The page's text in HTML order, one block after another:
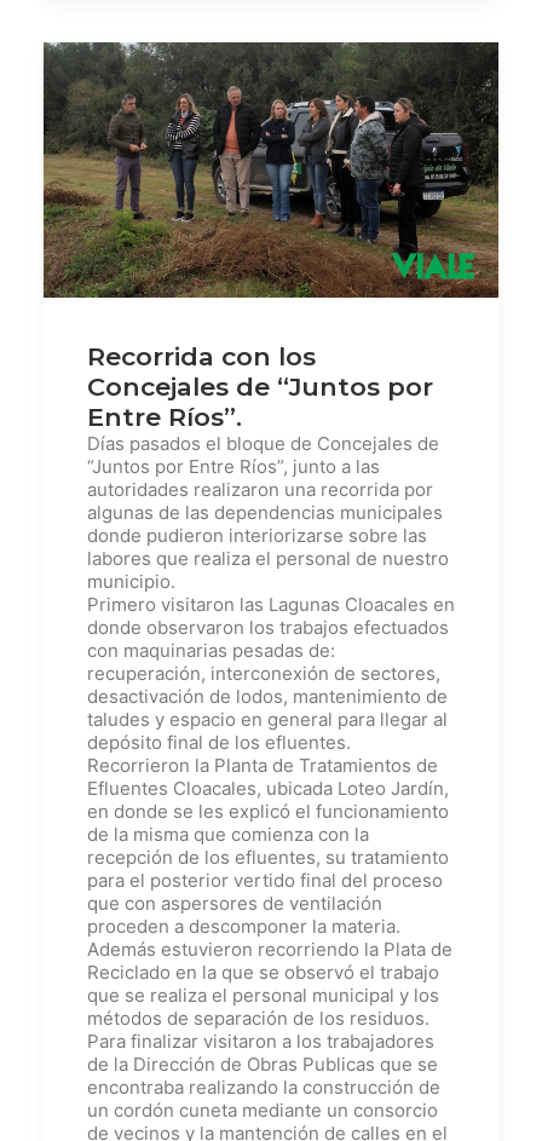
Recorrida con los
Concejales de “Juntos por
Entre Ríos”.
Días pasados el bloque de Concejales de
“Juntos por Entre Ríos”, junto a las
autoridades realizaron una recorrida por
algunas de las dependencias municipales
donde pudieron interiorizarse sobre las
labores que realiza el personal de nuestro
municipio.
Primero visitaron las Lagunas Cloacales en
donde observaron los trabajos efectuados
con maquinarias pesadas de:
recuperación, interconexión de sectores,
desactivación de lodos, mantenimiento de
taludes y espacio en general para llegar al
depósito final de los efluentes.
Recorrieron la Planta de Tratamientos de
Efluentes Cloacales, ubicada Loteo Jardín,
en donde se les explicó el funcionamiento
de la misma que comienza con la
recepción de los efluentes, su tratamiento
para el posterior vertido final del proceso
que con aspersores de ventilación
proceden a descomponer la materia.
Además estuvieron recorriendo la Plata de
Reciclado en la que se observó el trabajo
que se realiza el personal municipal y los
métodos de separación de los residuos.
Para finalizar visitaron a los trabajadores
de la Dirección de Obras Publicas que se
encontraba realizando la construcción de
un cordón cuneta mediante un consorcio
de vecinos y la mantención de calles en el